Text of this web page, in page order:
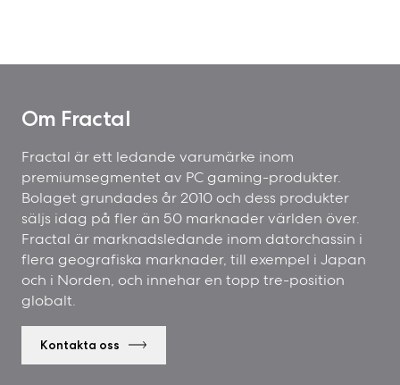
Om Fractal
Fractal är ett ledande varumärke inom
premiumsegmentet av PC gaming-produkter.
Bolaget grundades år 2010 och dess produkter
säljs idag på fler än 50 marknader världen över.
Fractal är marknadsledande inom datorchassin i
flera geografiska marknader, till exempel i Japan
och i Norden, och innehar en topp tre-position
globalt.
Kontakta oss